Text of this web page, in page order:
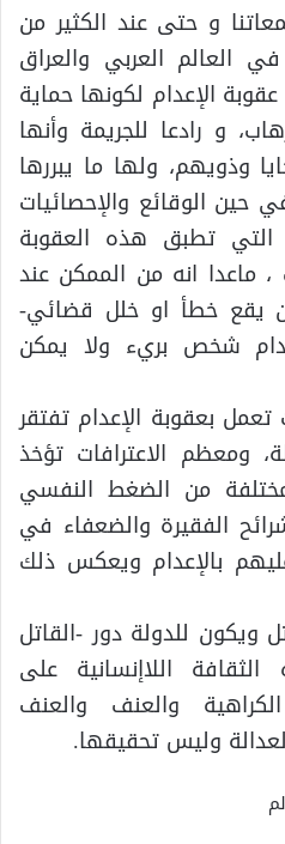
و حتى عند الكثير من
العالم العربي والعراق
الإعدام لكونها حماية
و رادعا للجريمة وأنها
وذويهم، ولها ما يبررها
حين الوقائع والإحصائيات
تطبق هذه العقوبة
ماعدا انه من الممكن عند
يقع خطأ او خلل قضائي-
شخص بريء ولا يمكن
بعقوبة الإعدام تفتقر
ومعظم الاعترافات تؤخذ
من الضغط النفسي
الفقيرة والضعفاء في
بالإعدام ويعكس ذلك
ويكون للدولة دور -القاتل
اللاإنسانية على
والعنف والعنف
وليس تحقيقها.